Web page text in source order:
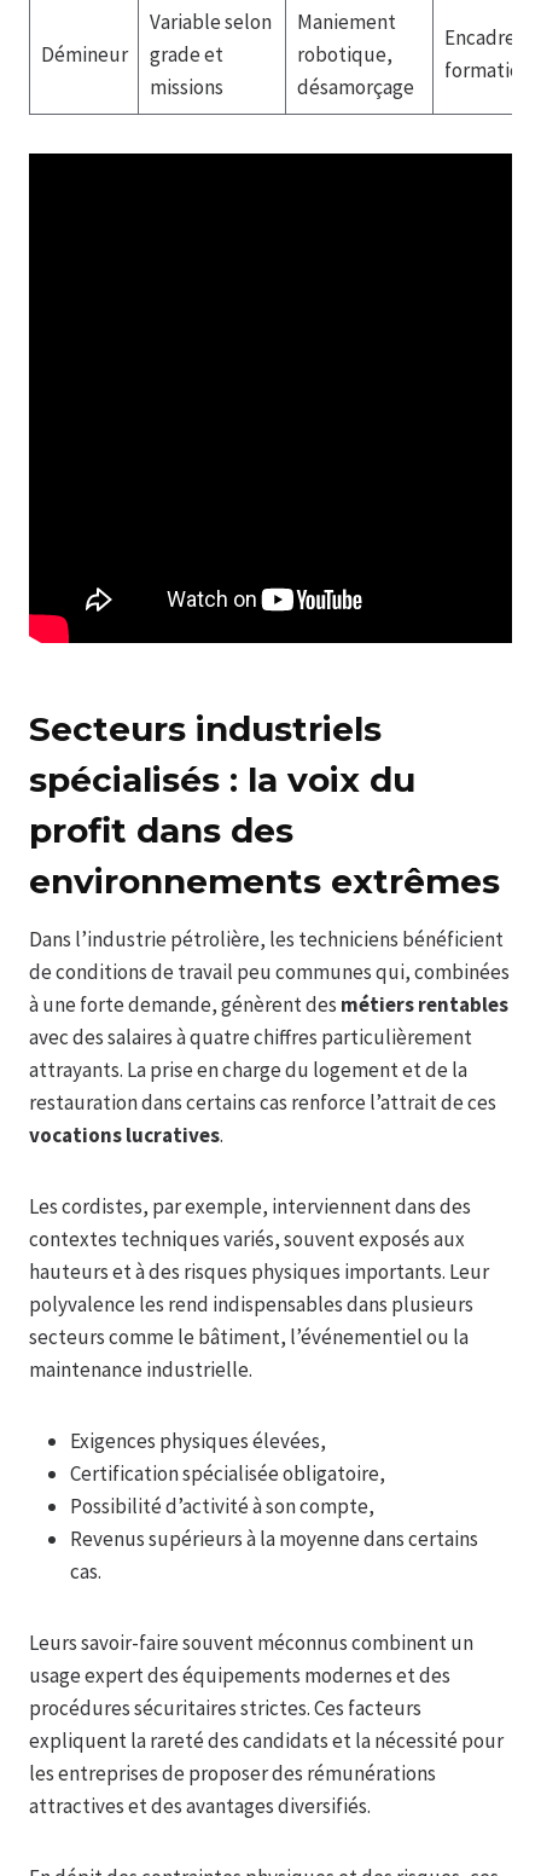
Démineur
Variable selon
grade et
missions
Maniement
robotique,
désamorçage
formation
Secteurs industriels
spécialisés : la voix du
profit dans des
environnements extrêmes
Dans l’industrie pétrolière, les techniciens bénéficient
de conditions de travail peu communes qui, combinées
à une forte demande, génèrent des métiers rentables
avec des salaires à quatre chiffres particulièrement
attrayants. La prise en charge du logement et de la
restauration dans certains cas renforce l’attrait de ces
vocations lucratives.
Les cordistes, par exemple, interviennent dans des
contextes techniques variés, souvent exposés aux
hauteurs et à des risques physiques importants. Leur
polyvalence les rend indispensables dans plusieurs
secteurs comme le bâtiment, l’événementiel ou la
maintenance industrielle.
Exigences physiques élevées,
Certification spécialisée obligatoire,
Possibilité d’activité à son compte,
Revenus supérieurs à la moyenne dans certains
cas.
Leurs savoir-faire souvent méconnus combinent un
usage expert des équipements modernes et des
procédures sécuritaires strictes. Ces facteurs
expliquent la rareté des candidats et la nécessité pour
les entreprises de proposer des rémunérations
attractives et des avantages diversifiés.